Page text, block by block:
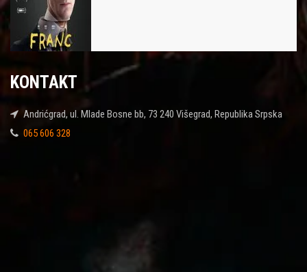
KONTAKT
Andrićgrad, ul. Mlade Bosne bb, 73 240 Višegrad, Republika Srpska
065 606 328